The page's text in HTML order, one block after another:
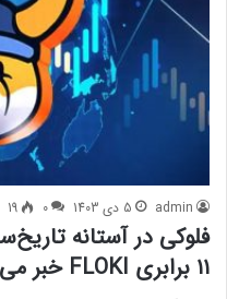
admin 5 دی 1403 0
19
فلوکی در آستانه
۱۱ برابری FLOKI خبر می‌دهد!